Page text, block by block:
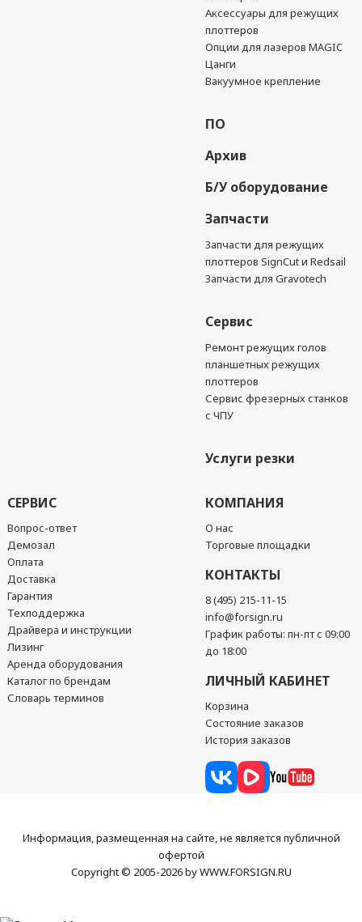
Аксессуары для режущих
плоттеров
Опции для лазеров MAGIC
Цанги
Вакуумное крепление
ПО
Архив
Б/У оборудование
Запчасти
Запчасти для режущих
плоттеров SignCut и Redsail
Запчасти для Gravotech
Сервис
Ремонт режущих голов
планшетных режущих
плоттеров
Сервис фрезерных станков
с ЧПУ
Услуги резки
СЕРВИС
Вопрос-ответ
Демозал
Оплата
Доставка
Гарантия
Техподдержка
Драйвера и инструкции
Лизинг
Аренда оборудования
Каталог по брендам
Словарь терминов
КОМПАНИЯ
О нас
Торговые площадки
КОНТАКТЫ
8 (495) 215-11-15
info@forsign.ru
График работы: пн-пт с 09:00
до 18:00
ЛИЧНЫЙ КАБИНЕТ
Корзина
Состояние заказов
История заказов
Информация, размещенная на сайте, не является публичной
офертой
Copyright © 2005-2026 by WWW.FORSIGN.RU